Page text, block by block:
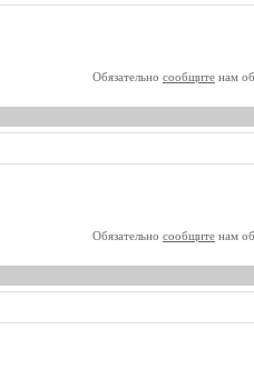
Обязательно сообщите нам
Обязательно сообщите нам